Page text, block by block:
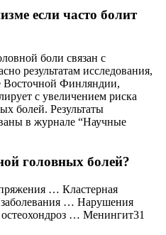
если часто болит
боли связан с
результатам исследования,
Восточной Финляндии,
с увеличением риска
болей. Результаты
в журнале “Научные
головных болей?
… Кластерная
… Нарушения
… Менингит31